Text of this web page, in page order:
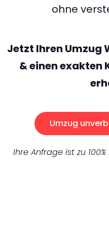
ohne
Jetzt Ihren Umzug
& einen exakten
Umzug
Ihre Anfrage ist zu